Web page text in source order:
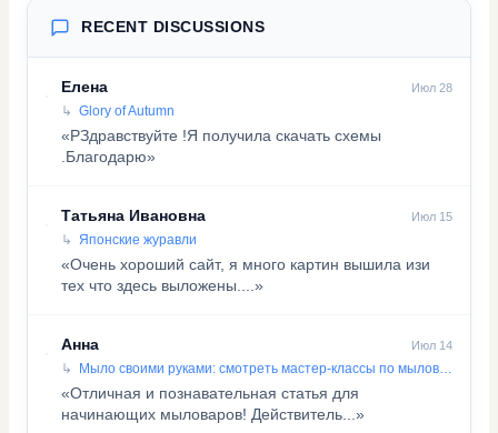
RECENT DISCUSSIONS
Елена Июл 28
Glory of Autumn
«PЗдравствуйте !Я получила скачать схемы
.Благодарю»
Татьяна Ивановна Июл 15
Японские журавли
«Очень хороший сайт, я много картин вышила изи
тех что здесь выложены....»
Анна Июл 14
Мыло своими руками: смотреть мастер-классы по мыловарению
«Отличная и познавательная статья для
начинающих мыловаров! Действитель...»